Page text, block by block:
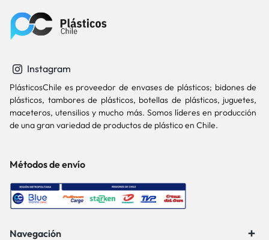
Instagram
PlásticosChile es proveedor de envases de plásticos; bidones de
plásticos, tambores de plásticos, botellas de plásticos, juguetes,
maceteros, utensilios y mucho más. Somos líderes en producción
de una gran variedad de productos de plástico en Chile.
Métodos de envío
Navegación